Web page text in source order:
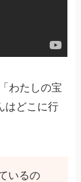
わたしの宝
はどこに行
いるの